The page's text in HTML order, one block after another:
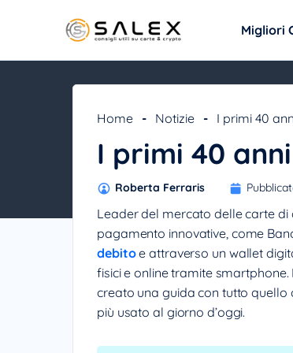
Migliori
Home - Notizie - I primi 40
I primi 40
Roberta Ferraris
Leader del mercato delle carte di
pagamento innovative, come
debitoe attraverso un wallet
fisici e online tramite
creato una guida con tutto quello
più usato al giorno d’oggi.